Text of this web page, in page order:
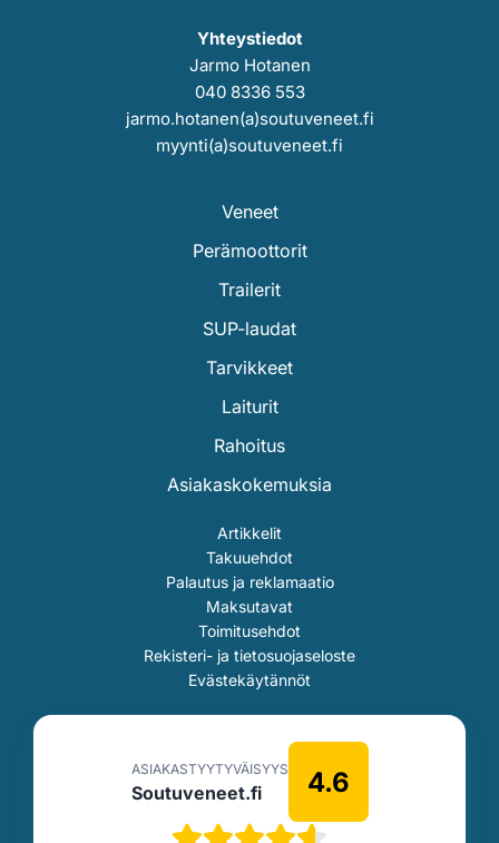
Yhteystiedot
Jarmo Hotanen
040 8336 553
jarmo.hotanen(a)soutuveneet.fi
myynti(a)soutuveneet.fi
Veneet
Perämoottorit
Trailerit
SUP-laudat
Tarvikkeet
Laiturit
Rahoitus
Asiakaskokemuksia
Artikkelit
Takuuehdot
Palautus ja reklamaatio
Maksutavat
Toimitusehdot
Rekisteri- ja tietosuojaseloste
Evästekäytännöt
ASIAKASTYYTYVÄISYYS
Soutuveneet.fi 4.6